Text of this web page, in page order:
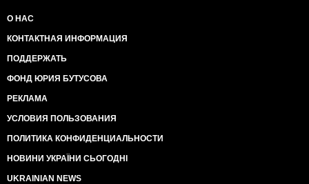
О НАС
КОНТАКТНАЯ ИНФОРМАЦИЯ
ПОДДЕРЖАТЬ
ФОНД ЮРИЯ БУТУСОВА
РЕКЛАМА
УСЛОВИЯ ПОЛЬЗОВАНИЯ
ПОЛИТИКА КОНФИДЕНЦИАЛЬНОСТИ
НОВИНИ УКРАЇНИ СЬОГОДНІ
UKRAINIAN NEWS